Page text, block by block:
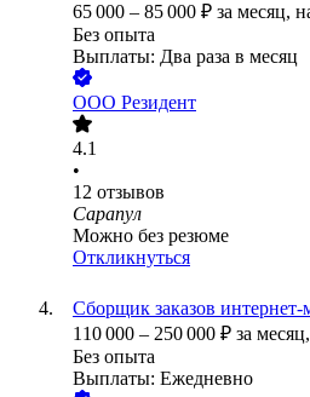
65 000 – 85 000 ₽ за месяц,
Без опыта
Выплаты: Два раза в месяц
ООО Резидент
4.1
•
12 отзывов
Сарапул
Можно без резюме
Откликнуться
Сборщик заказов интернет-
110 000 – 250 000 ₽ за месяц,
Без опыта
Выплаты: Ежедневно